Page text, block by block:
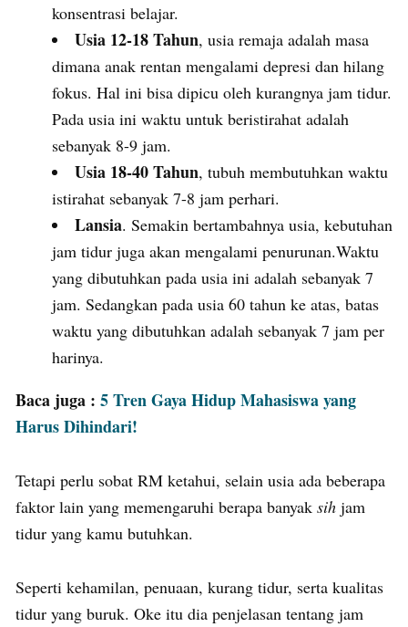
konsentrasi belajar.
Usia 12-18 Tahun, usia remaja adalah masa
dimana anak rentan mengalami depresi dan hilang
fokus. Hal ini bisa dipicu oleh kurangnya jam tidur.
Pada usia ini waktu untuk beristirahat adalah
sebanyak 8-9 jam.
Usia 18-40 Tahun, tubuh membutuhkan waktu
istirahat sebanyak 7-8 jam perhari.
Lansia. Semakin bertambahnya usia, kebutuhan
jam tidur juga akan mengalami penurunan.Waktu
yang dibutuhkan pada usia ini adalah sebanyak 7
jam. Sedangkan pada usia 60 tahun ke atas, batas
waktu yang dibutuhkan adalah sebanyak 7 jam per
harinya.
Baca juga : 5 Tren Gaya Hidup Mahasiswa yang
Harus Dihindari!
Tetapi perlu sobat RM ketahui, selain usia ada beberapa
faktor lain yang memengaruhi berapa banyak sih jam
tidur yang kamu butuhkan.
Seperti kehamilan, penuaan, kurang tidur, serta kualitas
tidur yang buruk. Oke itu dia penjelasan tentang jam